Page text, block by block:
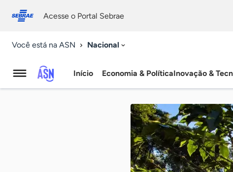
conosco
Acesse o Portal Sebrae
Você está na ASN Nacional
Agência
Início Economia & PolíticaInovação &